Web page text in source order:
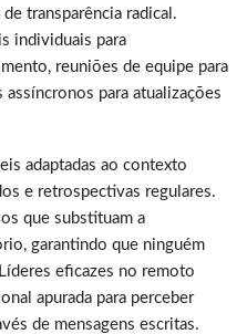
transparência radical.
individuais para
reuniões de equipe para
para atualizações
adaptadas ao contexto
e retrospectivas regulares.
que substituam a
garantindo que ninguém
eficazes no remoto
apurada para perceber
de mensagens escritas.